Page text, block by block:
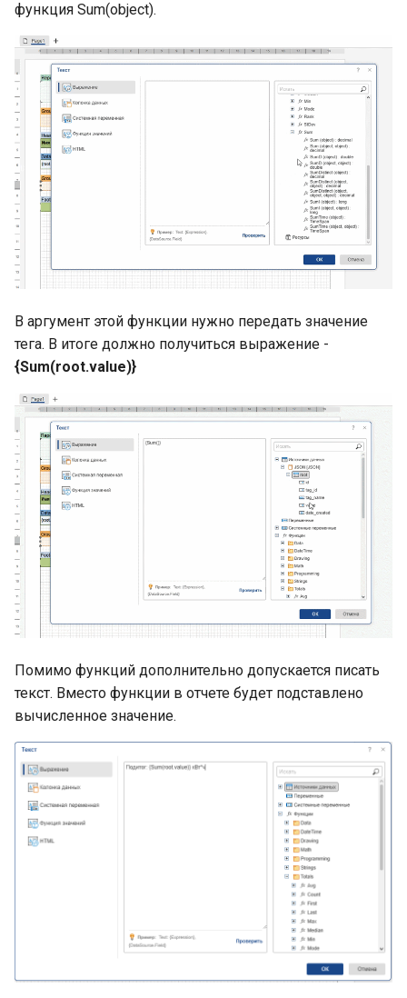
функция Sum(object).
В аргумент этой функции нужно передать значение
тега. В итоге должно получиться выражение -
{Sum(root.value)}
Помимо функций дополнительно допускается писать
текст. Вместо функции в отчете будет подставлено
вычисленное значение.